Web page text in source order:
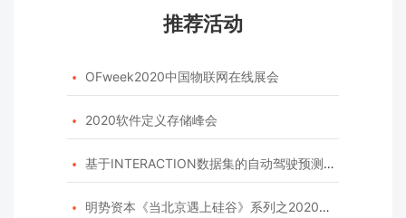
推荐活动
 OFweek2020中国物联网在线展会
 2020软件定义存储峰会
 基于INTERACTION数据集的自动驾驶预测模型挑战赛
 明势资本《当北京遇上硅谷》系列之2020年度开源峰会